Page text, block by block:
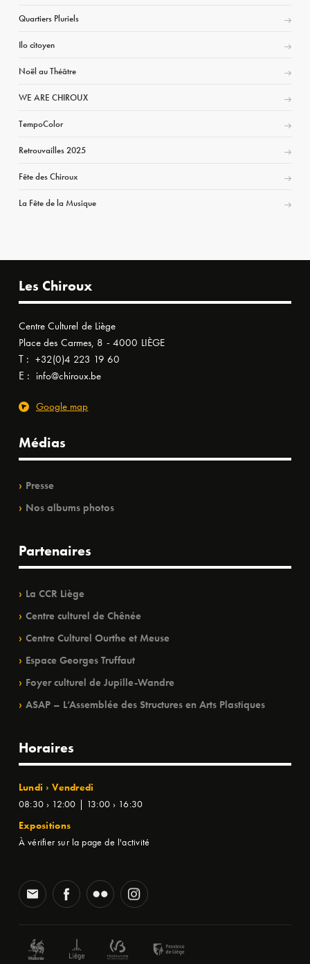
Quartiers Pluriels
Ilo citoyen
Noël au Théâtre
WE ARE CHIROUX
TempoColor
Retrouvailles 2025
Fête des Chiroux
La Fête de la Musique
Les Chiroux
Centre Culturel de Liège
Place des Carmes, 8 - 4000 LIÈGE
T : +32(0)4 223 19 60
E : info@chiroux.be
Google map
Médias
Presse
Nos albums photos
Partenaires
La CCR Liège
Centre culturel de Chênée
Centre Culturel Ourthe et Meuse
Espace Georges Truffaut
Foyer culturel de Jupille-Wandre
ASAP – L’Assemblée des Structures en Arts Plastiques
Horaires
Lundi › Vendredi
08:30 › 12:00 | 13:00 › 16:30
Expositions
À vérifier sur la page de l'activité